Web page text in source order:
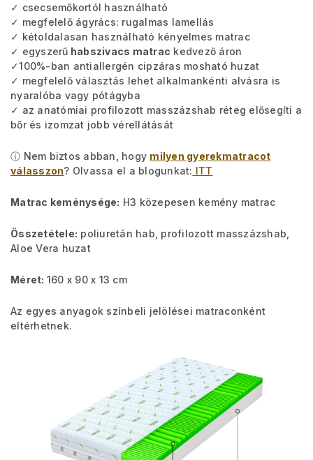
✓ csecsemőkortól használható
✓ megfelelő ágyrács: rugalmas lamellás
✓ kétoldalasan használható kényelmes matrac
✓ egyszerű habszivacs matrac kedvező áron
✓100%-ban antiallergén cipzáras mosható huzat
✓ megfelelő választás lehet alkalmankénti alvásra is
nyaralóba vagy pótágyba
✓ az anatómiai profilozott masszázshab réteg elősegíti a
bőr és izomzat jobb vérellátását
ⓘ Nem biztos abban, hogy milyen gyerekmatracot
válasszon? Olvassa el a blogunkat: ITT
Matrac keménysége: H3 közepesen kemény matrac
Összetétele: poliuretán hab, profilozott masszázshab,
Aloe Vera huzat
Méret: 160 x 90 x 13 cm
Az egyes anyagok színbeli jelölései matraconként
eltérhetnek.